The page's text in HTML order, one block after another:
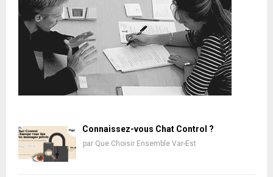
Connaissez-vous Chat Control ?
par Que Choisir Ensemble Var-Est